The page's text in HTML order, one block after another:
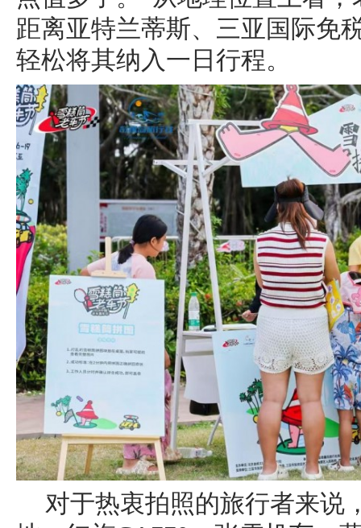
距离亚特兰蒂斯、三亚国际免
轻松将其纳入一日行程。
对于热衷拍照的旅行者来说